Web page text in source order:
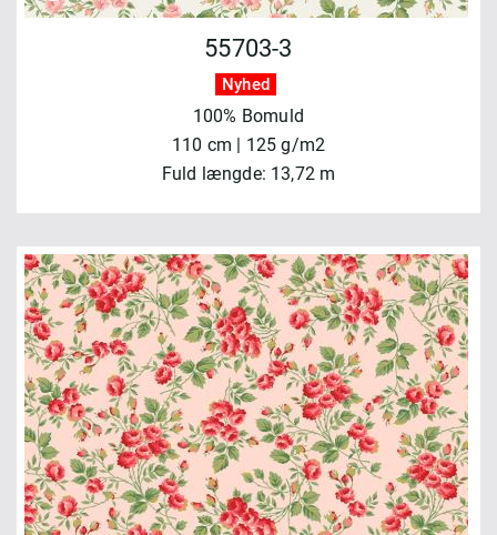
55703-3
Nyhed
100% Bomuld
110 cm | 125 g/m2
Fuld længde: 13,72 m